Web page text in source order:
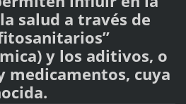
salud a través de
y los aditivos, o
medicamentos, cuya